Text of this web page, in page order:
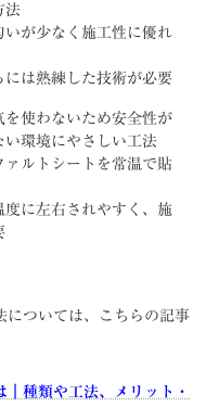
法
いが少なく施工性に優れ
には熟練した技術が必要
を使わないため安全性が
環境にやさしい工法
ァルトシートを常温で貼
度に左右されやすく、施
については、こちらの記事
｜種類や工法、メリット・